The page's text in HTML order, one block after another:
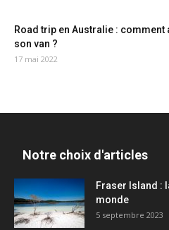
Road trip en Australie : comment
son van ?
17 mai 2022
Notre choix d'articles
Fraser Island :
monde
5 septembre 2023